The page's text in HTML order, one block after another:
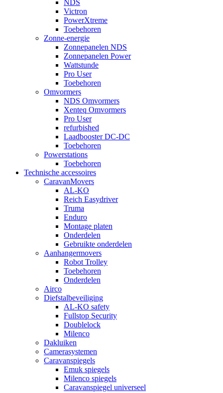
NDS
Victron
PowerXtreme
Toebehoren
Zonne-energie
Zonnepanelen NDS
Zonnepanelen Power
Wattstunde
Pro User
Toebehoren
Omvormers
NDS Omvormers
Xenteq Omvormers
Pro User
refurbished
Laadbooster DC-DC
Toebehoren
Powerstations
Toebehoren
Technische accessoires
CaravanMovers
AL-KO
Reich Easydriver
Truma
Enduro
Montage platen
Onderdelen
Gebruikte onderdelen
Aanhangermovers
Robot Trolley
Toebehoren
Onderdelen
Airco
Diefstalbeveiliging
AL-KO safety
Fullstop Security
Doublelock
Milenco
Dakluiken
Camerasystemen
Caravanspiegels
Emuk spiegels
Milenco spiegels
Caravanspiegel universeel